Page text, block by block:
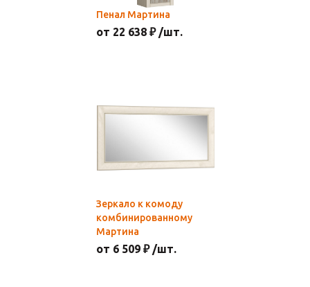
Пенал Мартина
от 22 638 ₽ /шт.
Зеркало к комоду
комбинированному
Мартина
от 6 509 ₽ /шт.